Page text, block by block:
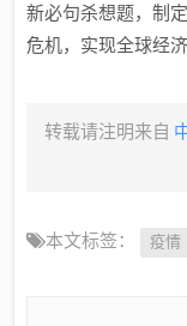
新必句杀想题，制
危机，实现全球经
转载请注明来自
本文标签： 疫情